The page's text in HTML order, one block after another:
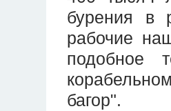
бурения в
рабочие
подобное
багор".